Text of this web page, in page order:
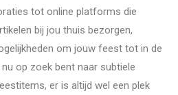
tot online platforms die
bij jou thuis bezorgen,
om jouw feest tot in de
op zoek bent naar subtiele
er is altijd wel een plek